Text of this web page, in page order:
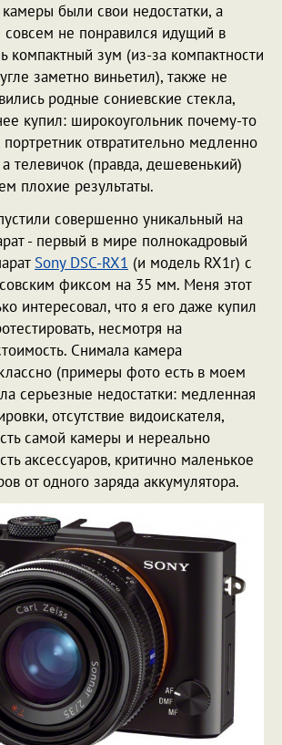
были свои недостатки, а
совсем не понравился идущий в
компактный зум (из-за компактности
заметно виньетил), также не
родные сониевские стекла,
купил: широкоугольник почему-то
отвратительно медленно
телевичок (правда, дешевенький)
плохие результаты.
совершенно уникальный на
- первый в мире полнокадровый
Sony DSC-RX1 (и модель RX1r) с
фиксом на 35 мм. Меня этот
интересовал, что я его даже купил
несмотря на
Снимала камера
(примеры фото есть в моем
серьезные недостатки: медленная
отсутствие видоискателя,
самой камеры и нереально
аксессуаров, критично маленькое
от одного заряда аккумулятора.